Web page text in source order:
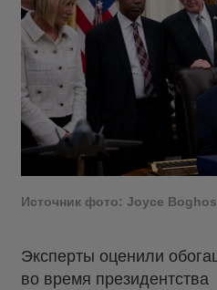
Источник фото: Joyce
Эксперты оценили
во время президентства